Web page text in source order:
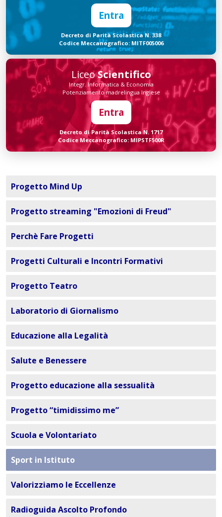
Entra
Decreto di Parità Scolastica N. 338
Codice Meccanografico: MITF005006
LiceoScientifico
Integr. Informatica & Economia
Potenziamento madrelingua Inglese
Entra
Decreto di Parità Scolastica N. 1717
Codice Meccanografico: MIPSTF500R
Progetto Mind Up
Progetto streaming "Emozioni di Freud"
Perchè Fare Progetti
Progetti Culturali e Incontri Formativi
Progetto Teatro
Laboratorio di Giornalismo
Educazione alla Legalità
Salute e Benessere
Progetto educazione alla sessualità
Progetto “timidissimo me”
Scuola e Volontariato
Sport in Istituto
Valorizziamo le Eccellenze
Radioguida Ascolto Profondo